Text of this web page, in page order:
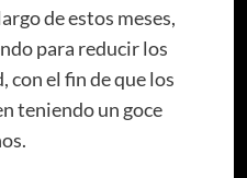
de estos meses,
para reducir los
con el fin de que los
teniendo un goce